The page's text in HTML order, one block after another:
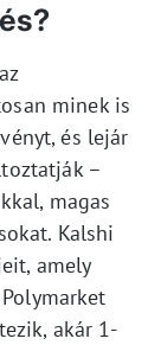
minek is
és lejár
–
magas
Kalshi
amely
akár 1-